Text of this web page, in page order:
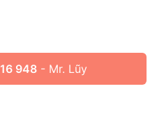
948 - Mr. Lũy